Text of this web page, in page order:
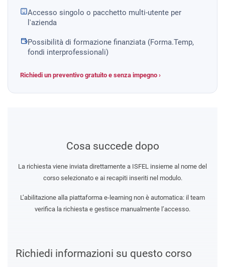
Accesso singolo o pacchetto multi-utente per
l'azienda
Possibilità di formazione finanziata (Forma.Temp,
fondi interprofessionali)
Richiedi un preventivo gratuito e senza impegno ›
Richiedi informazioni su questo corso
Cosa succede dopo
La richiesta viene inviata direttamente a ISFEL insieme al nome del
corso selezionato e ai recapiti inseriti nel modulo.
L’abilitazione alla piattaforma e-learning non è automatica: il team
verifica la richiesta e gestisce manualmente l’accesso.